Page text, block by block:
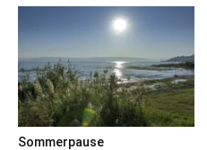
Sommerpause